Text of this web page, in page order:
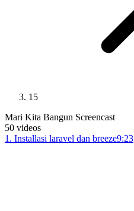
15
Mari Kita Bangun Screencast
50 videos
1 . Installasi laravel dan breeze9:23